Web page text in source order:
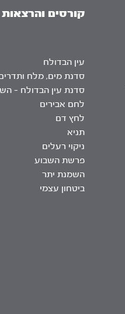
קורסים והרצאות
עין הבדולח
סדנת מים, מלח
סדנת עין הבדולח –
לחם אבירים
לחץ דם
תניא
ניקוי רעלים
פרשת השבוע
השמנת יתר
ביטחון עצמי